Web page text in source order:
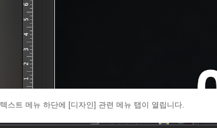
텍스트 메뉴 하단에 [디자인] 관련 메뉴 탭이 열립니다.